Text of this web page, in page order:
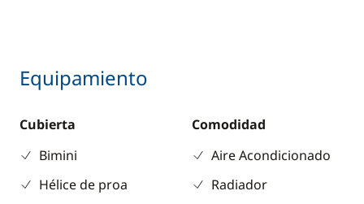
Equipamiento
Cubierta
Bimini
Hélice de proa
Comodidad
Aire Acondicionado
Radiador